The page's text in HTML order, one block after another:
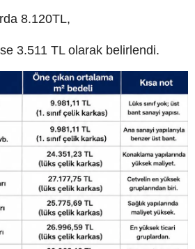
8.120TL,
3.511 TL olarak belirlendi.